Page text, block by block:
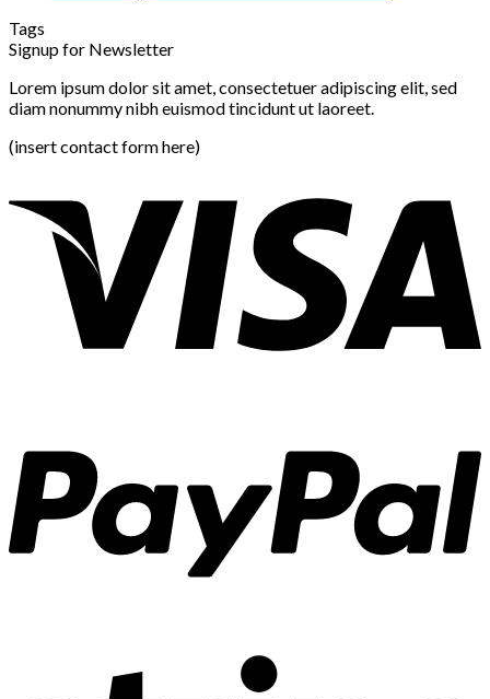
Tags
Signup for Newsletter
Lorem ipsum dolor sit amet, consectetuer adipiscing elit, sed
diam nonummy nibh euismod tincidunt ut laoreet.
(insert contact form here)